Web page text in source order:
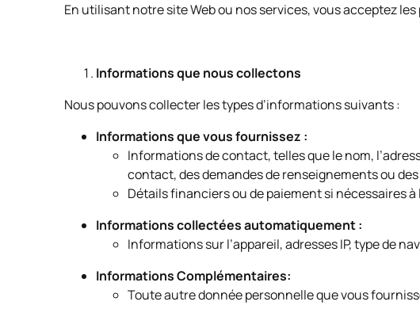
En utilisant notre site Web ou nos services, vous acceptez
Informations que nous collectons
Nous pouvons collecter les types d’informations suivants :
Informations que vous fournissez :
Informations de contact, telles que le nom,
contact, des demandes de renseignements ou
Détails financiers ou de paiement si nécessaires
Informations collectées automatiquement :
Informations sur l’appareil, adresses IP, type de
Informations Complémentaires:
Toute autre donnée personnelle que vous